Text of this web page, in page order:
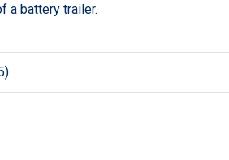
a battery trailer.